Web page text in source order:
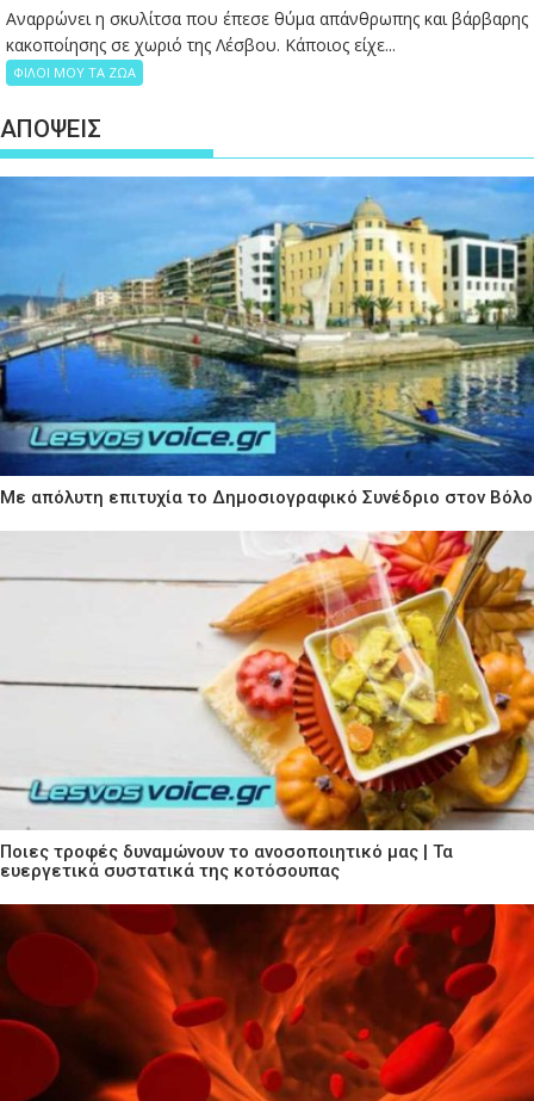
Αναρρώνει η σκυλίτσα που έπεσε θύμα απάνθρωπης και βάρβαρης
κακοποίησης σε χωριό της Λέσβου. Κάποιος είχε...
ΦΙΛΟΙ ΜΟΥ ΤΑ ΖΩΑ
ΑΠΟΨΕΙΣ
Με απόλυτη επιτυχία το Δημοσιογραφικό Συνέδριο στον Βόλο
Ποιες τροφές δυναμώνουν το ανοσοποιητικό μας | Τα
ευεργετικά συστατικά της κοτόσουπας